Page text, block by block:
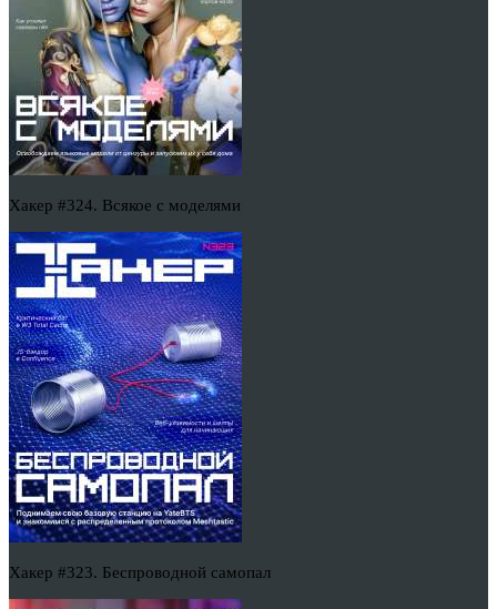
Хакер #324. Всякое с моделями
Хакер #323. Беспроводной самопал